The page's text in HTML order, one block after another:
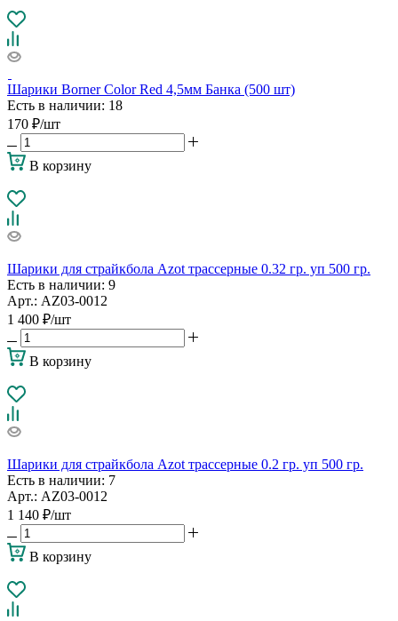
Шарики Borner Color Red 4,5мм Банка (500 шт)
Есть в наличии: 18
170 ₽/шт
В корзину
Шарики для страйкбола Azot трассерные 0.32 гр. уп 500 гр.
Есть в наличии: 9
Арт.: AZ03-0012
1 400 ₽/шт
В корзину
Шарики для страйкбола Azot трассерные 0.2 гр. уп 500 гр.
Есть в наличии: 7
Арт.: AZ03-0012
1 140 ₽/шт
В корзину